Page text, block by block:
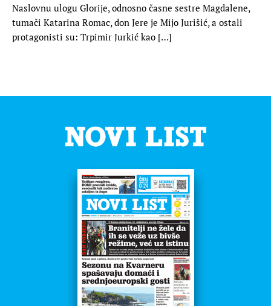
Naslovnu ulogu Glorije, odnosno časne sestre Magdalene,
tumači Katarina Romac, don Jere je Mijo Jurišić, a ostali
protagonisti su: Trpimir Jurkić kao […]